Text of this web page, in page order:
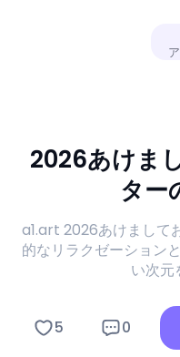
2026あけま
ター
a1.art 2026あけまして
的なリラクゼーション
い次元
5 0